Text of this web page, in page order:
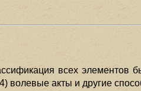
всех элементов
волевые акты и другие